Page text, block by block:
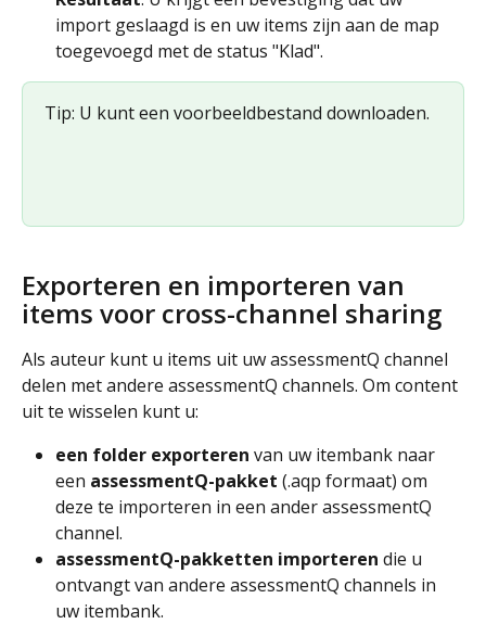
import geslaagd is en uw items zijn aan de map
toegevoegd met de status "Klad".
Tip: U kunt een voorbeeldbestand downloaden.
Exporteren en importeren van
items voor cross-channel sharing
Als auteur kunt u items uit uw assessmentQ channel
delen met andere assessmentQ channels. Om content
uit te wisselen kunt u:
een folder exporteren van uw itembank naar
een assessmentQ-pakket (.aqp formaat) om
deze te importeren in een ander assessmentQ
channel.
assessmentQ-pakketten importeren die u
ontvangt van andere assessmentQ channels in
uw itembank.